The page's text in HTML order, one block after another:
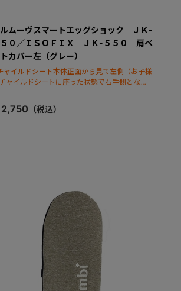
ムーヴスマートエッグショック ＪＫ-
５０／ＩＳＯＦＩＸ ＪＫ-５５０ 肩ベ
カバー左（グレー）
ャイルドシート本体正面から見て左側（お子様
ャイルドシートに座った状態で右手側となり
）
2,750